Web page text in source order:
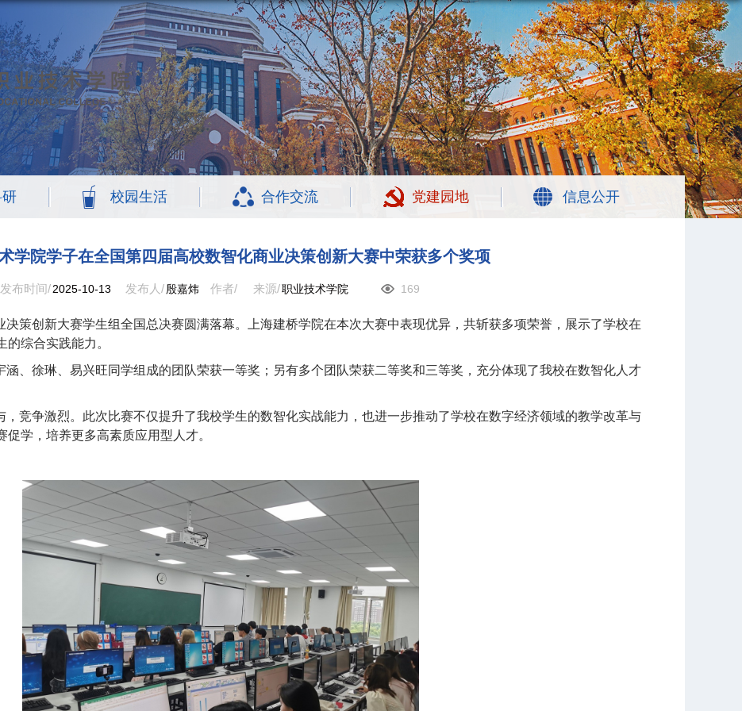
校园生活 合作交流 党建园地 信息公开
学院学子在全国第四届高校数智化商业决策创新大赛中荣获多个奖项
发布时间/ 2025-10-13 发布人/ 殷嘉炜 作者/ 来源/职业技术学院 169
策创新大赛学生组全国总决赛圆满落幕。上海建桥学院在本次大赛中表现优异，共斩获多项荣誉，展示了学校在
综合实践能力。
、徐琳、易兴旺同学组成的团队荣获一等奖；另有多个团队荣获二等奖和三等奖，充分体现了我校在数智化人才
竞争激烈。此次比赛不仅提升了我校学生的数智化实战能力，也进一步推动了学校在数字经济领域的教学改革与
学，培养更多高素质应用型人才。